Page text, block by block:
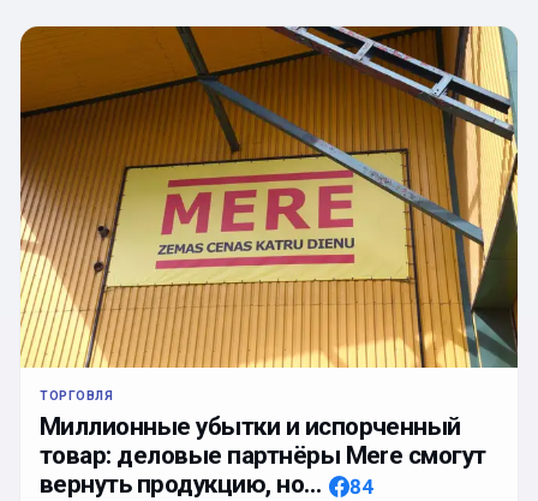
ТОРГОВЛЯ
Миллионные убытки и испорченный
товар: деловые партнёры Mere смогут
вернуть продукцию, но…
84